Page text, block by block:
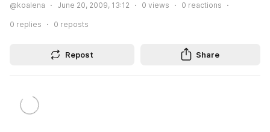
@koalena June 20, 2009, 13:12 0 views 0 reactions
0 replies 0 reposts
Repost Share